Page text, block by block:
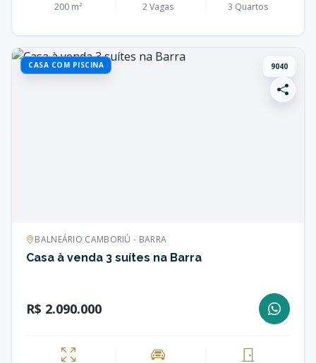
200 m² 2 Vagas 3 Quartos
CASA COM PISCINA 9040
BALNEÁRIO CAMBORIÚ - BARRA
Casa à venda 3 suítes na Barra
R$ 2.090.000